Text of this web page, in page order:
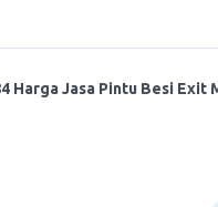
Harga Jasa Pintu Besi